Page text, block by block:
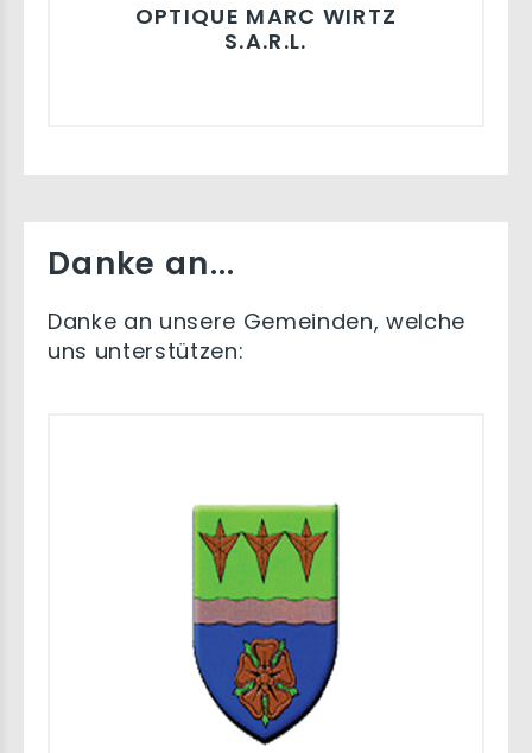
OPTIQUE MARC WIRTZ
S.A.R.L.
Danke an...
Danke an unsere Gemeinden, welche
uns unterstützen: